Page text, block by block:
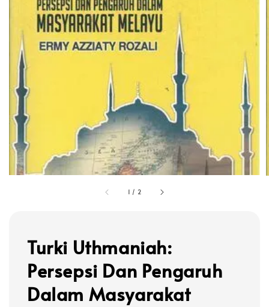
1 / 2
Turki Uthmaniah:
Persepsi Dan Pengaruh
Dalam Masyarakat